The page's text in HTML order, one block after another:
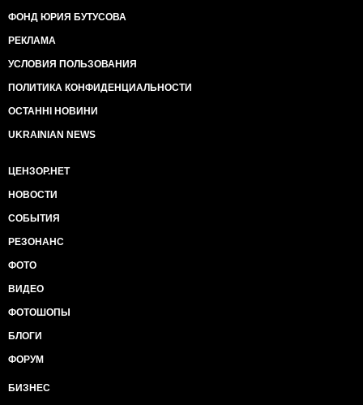
ФОНД ЮРИЯ БУТУСОВА
РЕКЛАМА
УСЛОВИЯ ПОЛЬЗОВАНИЯ
ПОЛИТИКА КОНФИДЕНЦИАЛЬНОСТИ
ОСТАННІ НОВИНИ
UKRAINIAN NEWS
ЦЕНЗОР.НЕТ
НОВОСТИ
СОБЫТИЯ
РЕЗОНАНС
ФОТО
ВИДЕО
ФОТОШОПЫ
БЛОГИ
ФОРУМ
БИЗНЕС